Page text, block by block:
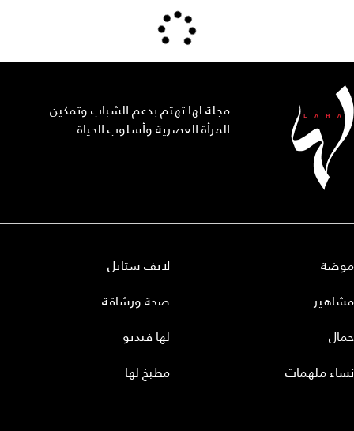
مجلة لها تهتم بدعم الشباب وتمكين
المرأة العصرية وأسلوب الحياة.
موضة
مشاهير
جمال
نساء ملهمات
لايف ستايل
صحة ورشاقة
لها فيديو
مطبخ لها